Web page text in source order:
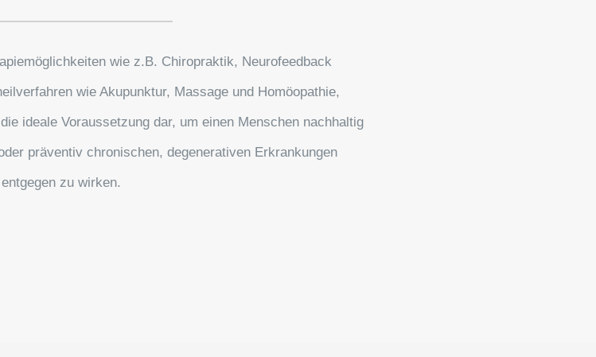
wie z.B. Chiropraktik, Neurofeedback
wie Akupunktur, Massage und Homöopathie,
ideale Voraussetzung dar, um einen Menschen nachhaltig
präventiv chronischen, degenerativen Erkrankungen
entgegen zu wirken.